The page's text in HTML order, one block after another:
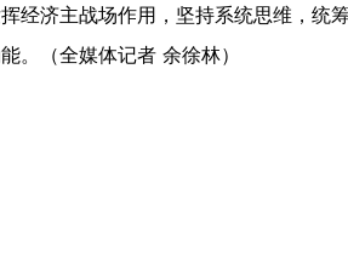
经济主战场作用，坚持系统思维，统
。（全媒体记者 余徐林）